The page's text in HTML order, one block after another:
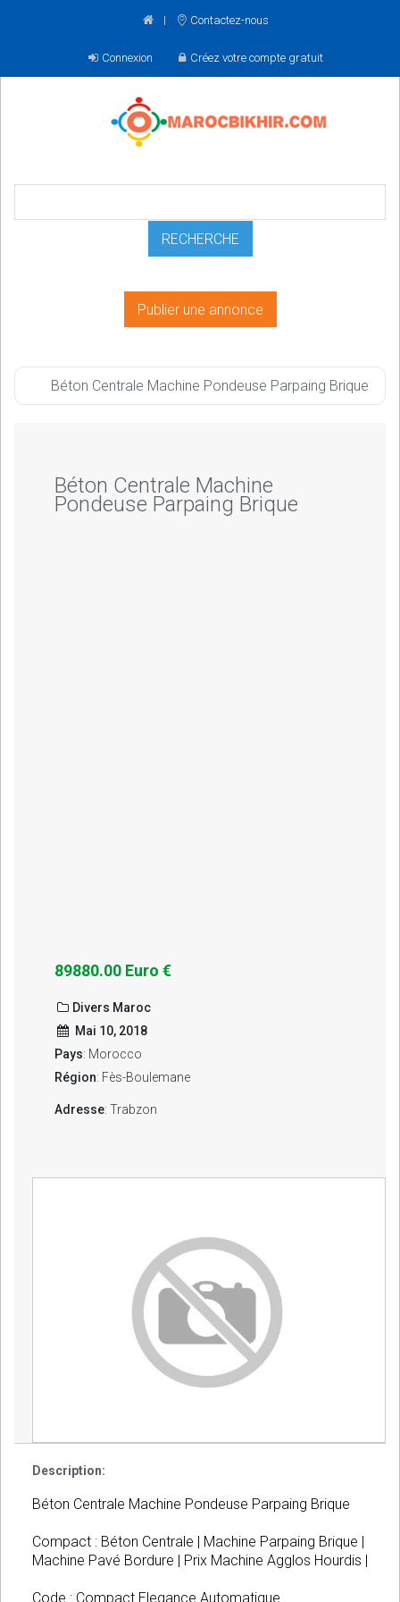
Contactez-nous
Connexion Créez votre compte gratuit
Publier une annonce
Béton Centrale Machine Pondeuse Parpaing Brique
Béton Centrale Machine
Pondeuse Parpaing Brique
89880.00 Euro €
Divers Maroc
Mai 10, 2018
Pays: Morocco
Région: Fès-Boulemane
Adresse: Trabzon
Description:
Béton Centrale Machine Pondeuse Parpaing Brique
Compact : Béton Centrale | Machine Parpaing Brique |
Machine Pavé Bordure | Prix Machine Agglos Hourdis |
Code : Compact Elegance Automatique